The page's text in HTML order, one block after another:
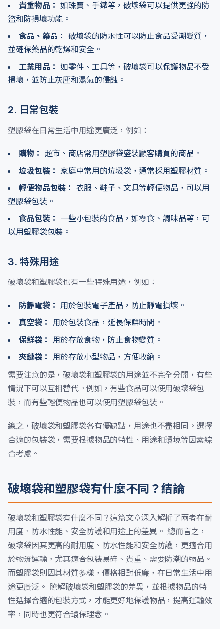
貴重物品： 如珠寶、手錶等，破壞袋可以提供更強的防
盜和防損壞功能。
食品、藥品： 破壞袋的防水性可以防止食品受潮變質，
並確保藥品的乾燥和安全。
工業用品： 如零件、工具等，破壞袋可以保護物品不受
損壞，並防止灰塵和濕氣的侵蝕。
2. 日常包裝
塑膠袋在日常生活中用途更廣泛，例如：
購物： 超市、商店常用塑膠袋盛裝顧客購買的商品。
垃圾包裝： 家庭中常用的垃圾袋，通常採用塑膠材質。
輕便物品包裝： 衣服、鞋子、文具等輕便物品，可以用
塑膠袋包裝。
食品包裝：
一些小包裝的食品，如零食、調味品等，可
以用塑膠袋包裝。
3. 特殊用途
破壞袋和塑膠袋也有一些特殊用途，例如：
防靜電袋：
用於包裝電子產品，防止靜電損壞。
真空袋：
用於包裝食品，延長保鮮時間。
保鮮袋：
用於存放食物，防止食物變質。
夾鏈袋：
用於存放小型物品，方便收納。
需要注意的是，破壞袋和塑膠袋的用途並不完全分開，有些
情況下可以互相替代。例如，有些食品可以使用破壞袋包
裝，而有些輕便物品也可以使用塑膠袋包裝。
總之，破壞袋和塑膠袋各有優缺點，用途也不盡相同。選擇
合適的包裝袋，需要根據物品的特性、用途和環境等因素綜
合考慮。
破壞袋和塑膠袋有什麼不同？結論
破壞袋和塑膠袋有什麼不同？這篇文章深入解析了兩者在耐
用度、防水性能、安全防護和用途上的差異。 總而言之，
破壞袋因其更高的耐用度、防水性能和安全防護，更適合用
於物流運輸，尤其適合包裝易碎、貴重、需要防潮的物品。
而塑膠袋則因其材質多樣，價格相對低廉，在日常生活中用
途更廣泛。 瞭解破壞袋和塑膠袋的差異，並根據物品的特
性選擇合適的包裝方式，才能更好地保護物品，提高運輸效
率，同時也更符合環保理念。